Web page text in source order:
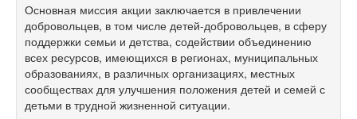
Основная миссия акции заключается в привлечении
добровольцев, в том числе детей-добровольцев, в сферу
поддержки семьи и детства, содействии объединению
всех ресурсов, имеющихся в регионах, муниципальных
образованиях, в различных организациях, местных
сообществах для улучшения положения детей и семей с
детьми в трудной жизненной ситуации.